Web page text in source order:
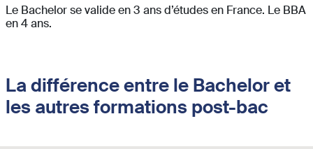
Le Bachelor se valide en 3 ans d’études en France. Le BBA
en 4 ans.
La différence entre le Bachelor et
les autres formations post-bac